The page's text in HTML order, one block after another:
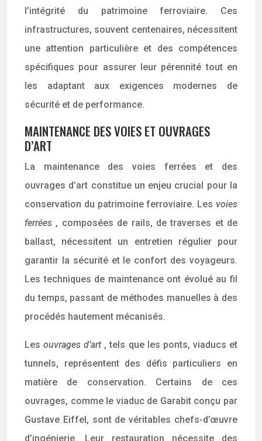
l’intégrité du patrimoine ferroviaire. Ces
infrastructures, souvent centenaires, nécessitent
une attention particulière et des compétences
spécifiques pour assurer leur pérennité tout en
les adaptant aux exigences modernes de
sécurité et de performance.
MAINTENANCE DES VOIES ET OUVRAGES
D’ART
La maintenance des voies ferrées et des
ouvrages d’art constitue un enjeu crucial pour la
conservation du patrimoine ferroviaire. Les voies
ferrées , composées de rails, de traverses et de
ballast, nécessitent un entretien régulier pour
garantir la sécurité et le confort des voyageurs.
Les techniques de maintenance ont évolué au fil
du temps, passant de méthodes manuelles à des
procédés hautement mécanisés.
Lesouvrages d’art , tels que les ponts, viaducs et
tunnels, représentent des défis particuliers en
matière de conservation. Certains de ces
ouvrages, comme le viaduc de Garabit conçu par
Gustave Eiffel, sont de véritables chefs-d’œuvre
d’ingénierie. Leur restauration nécessite des